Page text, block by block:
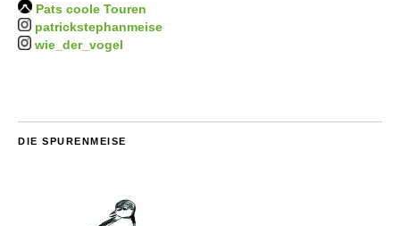
Pats coole Touren
patrickstephanmeise
wie_der_vogel
DIE SPURENMEISE